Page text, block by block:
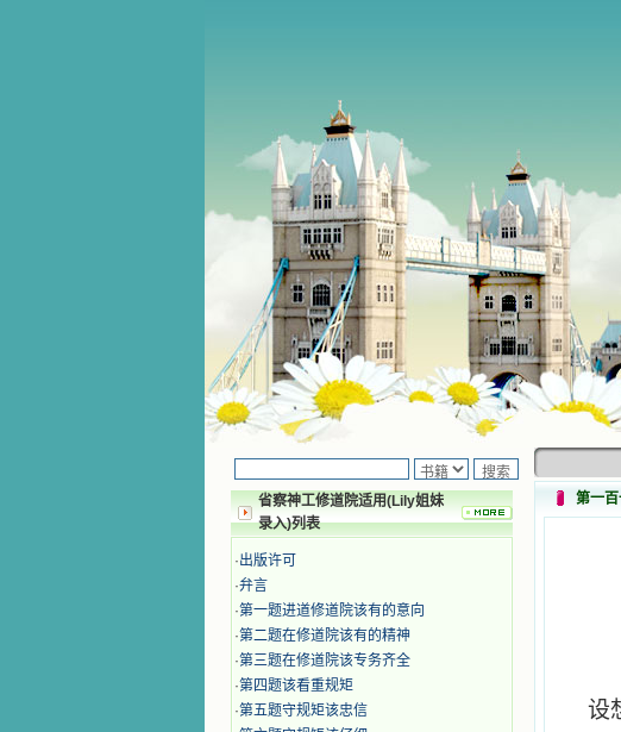
省察神工修道院适用(Lily姐妹
录入)列表
·出版许可
·弁言
·第一题进道修道院该有的意向
·第二题在修道院该有的精神
·第三题在修道院该专务齐全
·第四题该看重规矩
·第五题守规矩该忠信
第一
设